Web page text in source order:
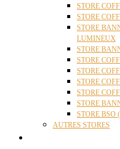
STORE
STORE
STORE
LUMINEUX
STORE
STORE
STORE
STORE
STORE
STORE
STORE BSO
AUTRES STORES